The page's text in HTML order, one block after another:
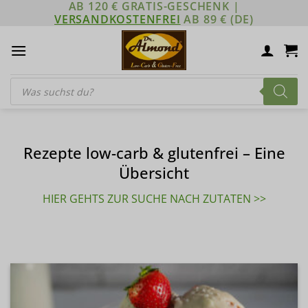
AB 120 € GRATIS-GESCHENK |
VERSANDKOSTENFREI AB 89 € (DE)
Products
search
Rezepte low-carb & glutenfrei – Eine
Übersicht
HIER GEHTS ZUR SUCHE NACH ZUTATEN >>